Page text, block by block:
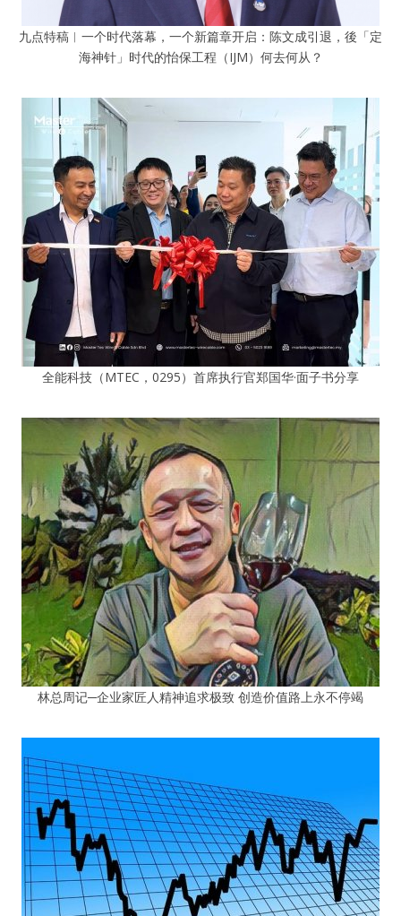
九点特稿︱一个时代落幕，一个新篇章开启：陈文成引退，後「定
海神针」时代的怡保工程（IJM）何去何从？
全能科技（MTEC，0295）首席执行官郑国华·面子书分享
林总周记─企业家匠人精神追求极致 创造价值路上永不停竭